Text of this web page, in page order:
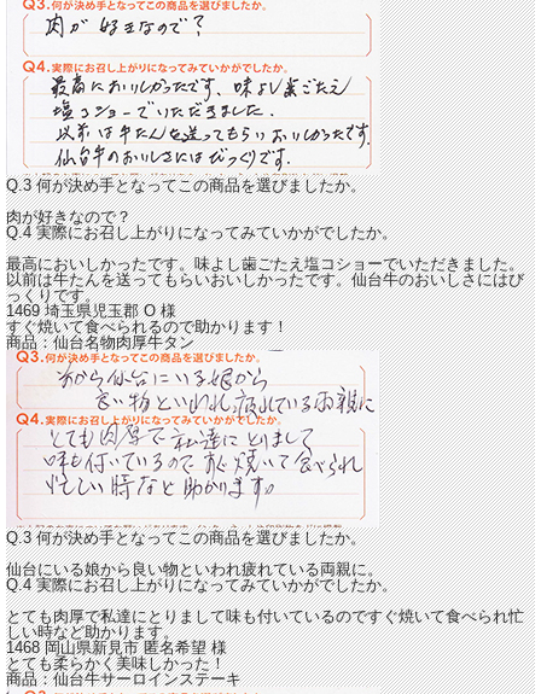
Q.3 何が決め手となってこの商品を選びましたか。
肉が好きなので？
Q.4 実際にお召し上がりになってみていかがでしたか。
最高においしかったです。味よし歯ごたえ塩コショーでいただきました。
以前は牛たんを送ってもらいおいしかったです。仙台牛のおいしさにはび
っくりです。
1469 埼玉県児玉郡O様
すぐ焼いて食べられるので助かります！
商品：仙台名物肉厚牛タン
Q.3 何が決め手となってこの商品を選びましたか。
仙台にいる娘から良い物といわれ疲れている両親に。
Q.4 実際にお召し上がりになってみていかがでしたか。
とても肉厚で私達にとりまして味も付いているのですぐ焼いて食べられ忙
しい時など助かります。
1468 岡山県新見市匿名希望様
とても柔らかく美味しかった！
商品：仙台牛サーロインステーキ